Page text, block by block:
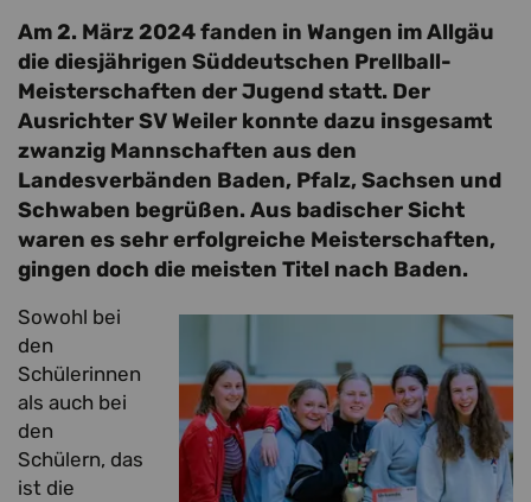
Am 2. März 2024 fanden in Wangen im Allgäu
die diesjährigen Süddeutschen Prellball-
Meisterschaften der Jugend statt. Der
Ausrichter SV Weiler konnte dazu insgesamt
zwanzig Mannschaften aus den
Landesverbänden Baden, Pfalz, Sachsen und
Schwaben begrüßen. Aus badischer Sicht
waren es sehr erfolgreiche Meisterschaften,
gingen doch die meisten Titel nach Baden.
Sowohl bei
den
Schülerinnen
als auch bei
den
Schülern, das
ist die